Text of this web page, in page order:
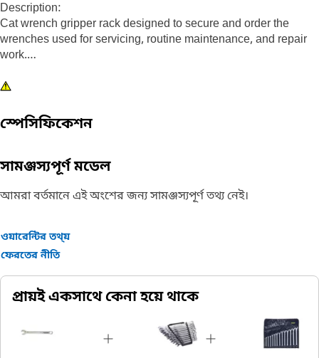
Description:
Cat wrench gripper rack designed to secure and order the
wrenches used for servicing, routine maintenance, and repair
work.
Attributes:
• Easy for one handed replacement and removal of wrenches
স্পেসিফিকেশন
সামঞ্জস্যপূর্ণ মডেল
আমরা বর্তমানে এই অংশের জন্য সামঞ্জস্যপূর্ণ তথ্য নেই।
ওয়ারেন্টির তথ্য়
ফেরতের নীতি
প্রায়ই একসাথে কেনা হয়ে থাকে